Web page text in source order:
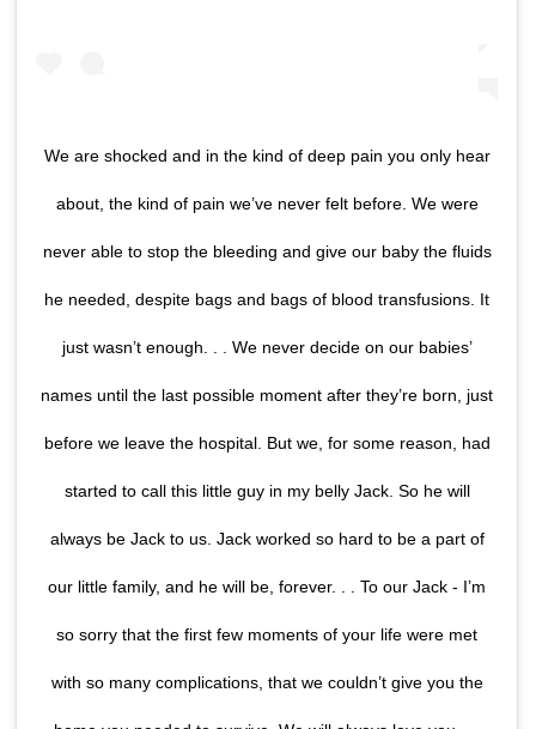
We are shocked and in the kind of deep pain you only hear
about, the kind of pain we’ve never felt before. We were
never able to stop the bleeding and give our baby the fluids
he needed, despite bags and bags of blood transfusions. It
just wasn’t enough. . . We never decide on our babies’
names until the last possible moment after they’re born, just
before we leave the hospital. But we, for some reason, had
started to call this little guy in my belly Jack. So he will
always be Jack to us. Jack worked so hard to be a part of
our little family, and he will be, forever. . . To our Jack - I’m
so sorry that the first few moments of your life were met
with so many complications, that we couldn’t give you the